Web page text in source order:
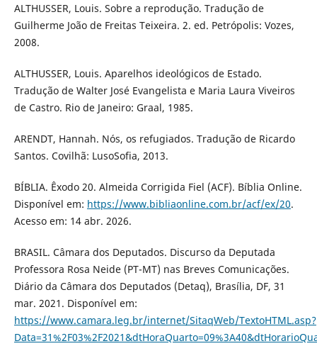
ALTHUSSER, Louis. Sobre a reprodução. Tradução de
Guilherme João de Freitas Teixeira. 2. ed. Petrópolis: Vozes,
2008.
ALTHUSSER, Louis. Aparelhos ideológicos de Estado.
Tradução de Walter José Evangelista e Maria Laura Viveiros
de Castro. Rio de Janeiro: Graal, 1985.
ARENDT, Hannah. Nós, os refugiados. Tradução de Ricardo
Santos. Covilhã: LusoSofia, 2013.
BÍBLIA. Êxodo 20. Almeida Corrigida Fiel (ACF). Bíblia Online.
Disponível em: https://www.bibliaonline.com.br/acf/ex/20.
Acesso em: 14 abr. 2026.
BRASIL. Câmara dos Deputados. Discurso da Deputada
Professora Rosa Neide (PT-MT) nas Breves Comunicações.
Diário da Câmara dos Deputados (Detaq), Brasília, DF, 31
mar. 2021. Disponível em:
https://www.camara.leg.br/internet/SitaqWeb/TextoHTML.asp?